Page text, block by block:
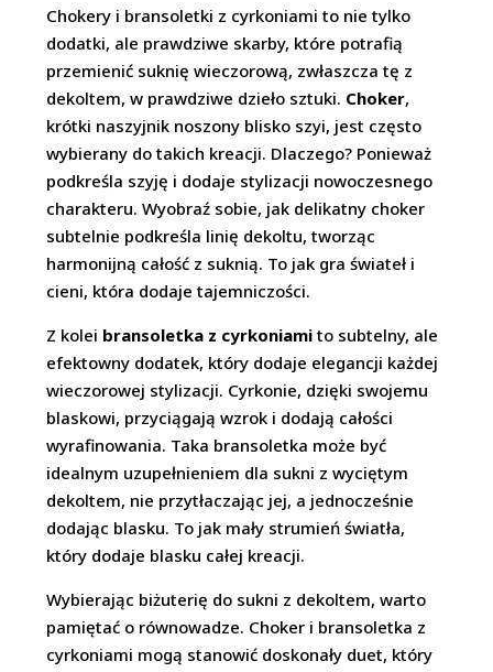
Chokery i bransoletki z cyrkoniami to nie tylko
dodatki, ale prawdziwe skarby, które potrafią
przemienić suknię wieczorową, zwłaszcza tę z
dekoltem, w prawdziwe dzieło sztuki. Choker,
krótki naszyjnik noszony blisko szyi, jest często
wybierany do takich kreacji. Dlaczego? Ponieważ
podkreśla szyję i dodaje stylizacji nowoczesnego
charakteru. Wyobraź sobie, jak delikatny choker
subtelnie podkreśla linię dekoltu, tworząc
harmonijną całość z suknią. To jak gra świateł i
cieni, która dodaje tajemniczości.
Z kolei bransoletka z cyrkoniami to subtelny, ale
efektowny dodatek, który dodaje elegancji każdej
wieczorowej stylizacji. Cyrkonie, dzięki swojemu
blaskowi, przyciągają wzrok i dodają całości
wyrafinowania. Taka bransoletka może być
idealnym uzupełnieniem dla sukni z wyciętym
dekoltem, nie przytłaczając jej, a jednocześnie
dodając blasku. To jak mały strumień światła,
który dodaje blasku całej kreacji.
Wybierając biżuterię do sukni z dekoltem, warto
pamiętać o równowadze. Choker i bransoletka z
cyrkoniami mogą stanowić doskonały duet, który